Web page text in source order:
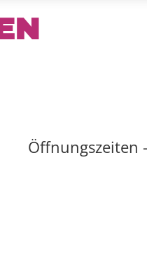
Öffnungszeiten